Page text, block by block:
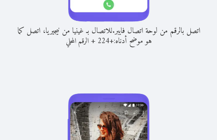
اتصل بالرقم من لوحة اتصال فايبر.للاتصال بـ غينيا من نيجيريا، اتصل كما
هو موضح أدناه:+
224
+الرقم المحلي